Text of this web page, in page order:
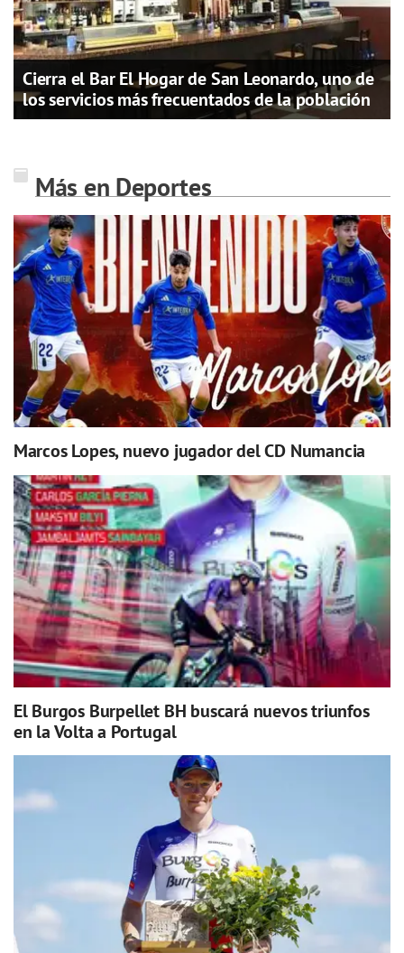
Cierra el Bar El Hogar de San Leonardo, uno de
los servicios más frecuentados de la población
Más en Deportes
Marcos Lopes, nuevo jugador del CD Numancia
El Burgos Burpellet BH buscará nuevos triunfos
en la Volta a Portugal